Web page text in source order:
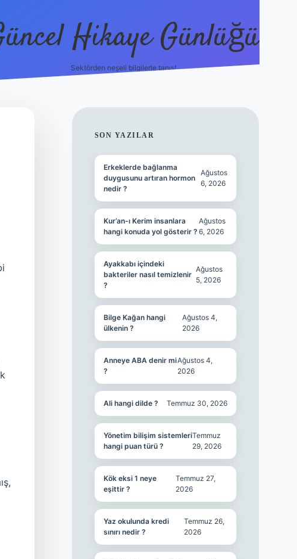
Hikaye Günlüğü
Sektörden neşeli bilgilerle tanış!
SIDEBAR
SON YAZILAR
Erkeklerde bağlanma
duygusunu artıran hormon
nedir ?
Ağustos
6, 2026
Kur’an-ı Kerim insanlara
hangi konuda yol gösterir ?
Ağustos
6, 2026
Ayakkabı içindeki
bakteriler nasıl temizlenir
?
Ağustos
5, 2026
Bilge Kağan hangi
ülkenin ?
Ağustos 4,
2026
Anneye ABA denir mi
?
Ağustos 4,
2026
Ali hangi dilde ? Temmuz 30, 2026
Yönetim bilişim sistemleri
hangi puan türü ?
Temmuz
29, 2026
Kök eksi 1 neye
eşittir ?
Temmuz 27,
2026
Yaz okulunda kredi
sınırı nedir ?
Temmuz 26,
2026
https://